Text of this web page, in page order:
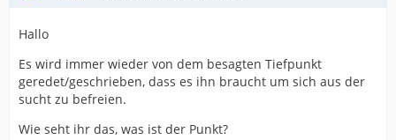
Hallo
Es wird immer wieder von dem besagten Tiefpunkt
geredet/geschrieben, dass es ihn braucht um sich aus der
sucht zu befreien.
Wie seht ihr das, was ist der Punkt?